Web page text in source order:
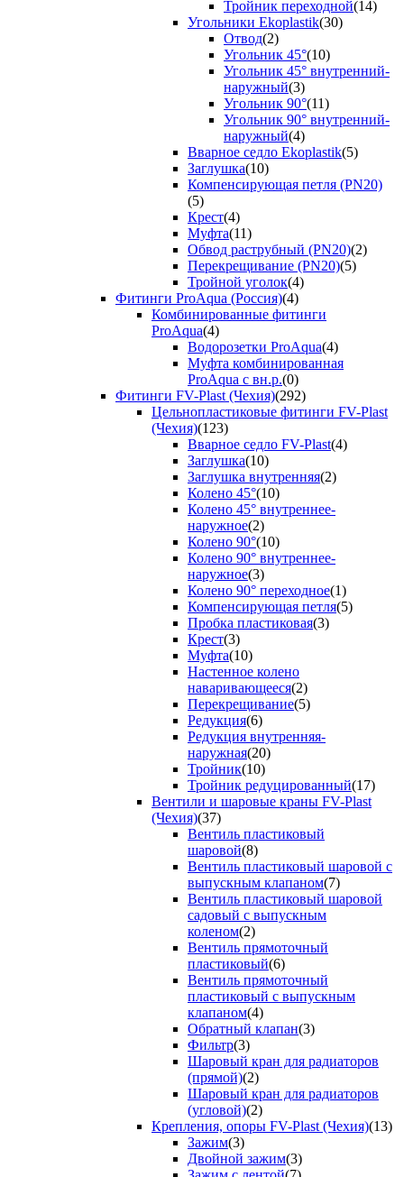
Тройник переходной(14)
Угольники Ekoplastik(30)
Отвод(2)
Угольник 45°(10)
Угольник 45° внутренний-
наружный(3)
Угольник 90°(11)
Угольник 90° внутренний-
наружный(4)
Вварное седло Ekoplastik(5)
Заглушка(10)
Компенсирующая петля (PN20)
(5)
Крест(4)
Муфта(11)
Обвод раструбный (PN20)(2)
Перекрещивание (PN20)(5)
Тройной уголок(4)
Фитинги ProAqua (Россия)(4)
Комбинированные фитинги
ProAqua(4)
Водорозетки ProAqua(4)
Муфта комбинированная
ProAqua с вн.р.(0)
Фитинги FV-Plast (Чехия)(292)
Цельнопластиковые фитинги FV-Plast
(Чехия)(123)
Вварное седло FV-Plast(4)
Заглушка(10)
Заглушка внутренняя(2)
Колено 45°(10)
Колено 45° внутреннее-
наружное(2)
Колено 90°(10)
Колено 90° внутреннее-
наружное(3)
Колено 90° переходное(1)
Компенсирующая петля(5)
Пробка пластиковая(3)
Крест(3)
Муфта(10)
Настенное колено
наваривающееся(2)
Перекрещивание(5)
Редукция(6)
Редукция внутренняя-
наружная(20)
Тройник(10)
Тройник редуцированный(17)
Вентили и шаровые краны FV-Plast
(Чехия)(37)
Вентиль пластиковый
шаровой(8)
Вентиль пластиковый шаровой с
выпускным клапаном(7)
Вентиль пластиковый шаровой
садовый с выпускным
коленом(2)
Вентиль прямоточный
пластиковый(6)
Вентиль прямоточный
пластиковый с выпускным
клапаном(4)
Обратный клапан(3)
Фильтр(3)
Шаровый кран для радиаторов
(прямой)(2)
Шаровый кран для радиаторов
(угловой)(2)
Крепления, опоры FV-Plast (Чехия)(13)
Зажим(3)
Двойной зажим(3)